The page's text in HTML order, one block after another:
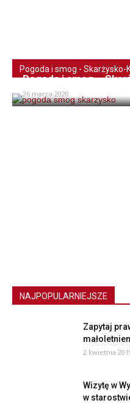
Pogoda i smog - Skarżysko-
Pogoda i smog –
26 marca 2020
NAJPOPULARNIEJSZE
Zapytaj
2 kwietnia
Wizytę w
w